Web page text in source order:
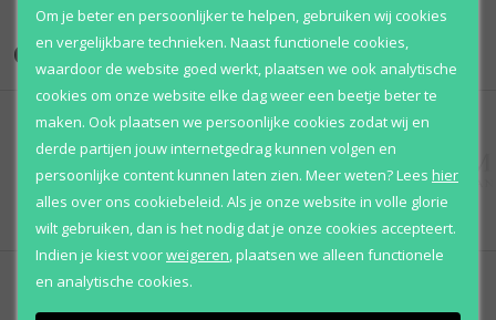
Onze merken
Om je beter en persoonlijker te helpen, gebruiken wij cookies
en vergelijkbare technieken. Naast functionele cookies,
waardoor de website goed werkt, plaatsen we ook analytische
cookies om onze website elke dag weer een beetje beter te
maken. Ook plaatsen we persoonlijke cookies zodat wij en
derde partijen jouw internetgedrag kunnen volgen en
persoonlijke content kunnen laten zien. Meer weten?Lees hier
alles over ons cookiebeleid. Als je onze website in volle glorie
wilt gebruiken, dan is het nodig dat je onze cookies accepteert.
Indien je kiest voorweigeren plaatsen we alleen functionele
en analytische cookies.